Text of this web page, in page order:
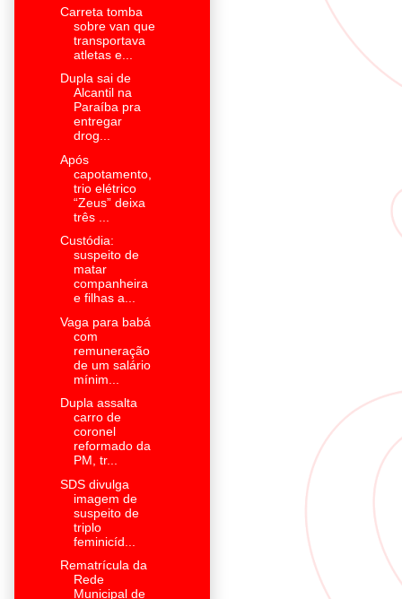
Carreta tomba
sobre van que
transportava
atletas e...
Dupla sai de
Alcantil na
Paraíba pra
entregar
drog...
Após
capotamento,
trio elétrico
“Zeus” deixa
três ...
Custódia:
suspeito de
matar
companheira
e filhas a...
Vaga para babá
com
remuneração
de um salário
mínim...
Dupla assalta
carro de
coronel
reformado da
PM, tr...
SDS divulga
imagem de
suspeito de
triplo
feminicíd...
Rematrícula da
Rede
Municipal de